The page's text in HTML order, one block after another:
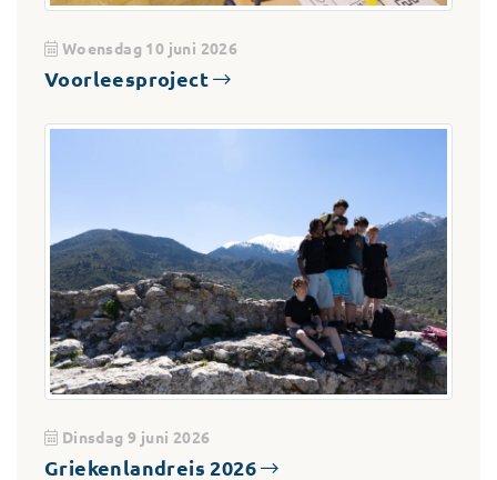
Woensdag 10 juni 2026
Voorleesproject
Dinsdag 9 juni 2026
Griekenlandreis 2026